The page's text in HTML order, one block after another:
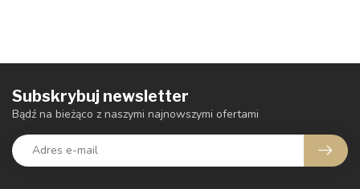
Subskrybuj newsletter
Bądź na bieżąco z naszymi najnowszymi ofertami